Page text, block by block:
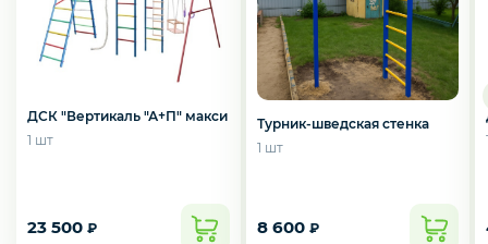
ДСК "Вертикаль "А+П" макси
1 шт
23 500 ₽
Турник-шведская стенка
1 шт
8 600 ₽